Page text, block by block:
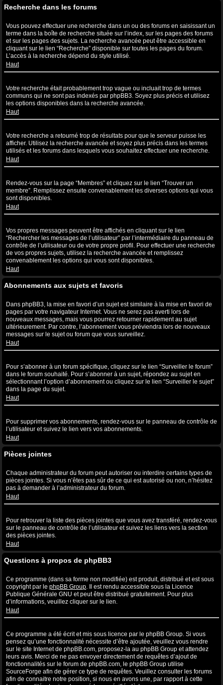
Recherche dans les forums
Vous pouvez effectuer une recherche dans un ou des forums en saisissant un
terme dans la boîte de recherche située sur l’index, sur les pages des forums
et sur les pages des sujets. La recherche avancée peut être accessible en
cliquant sur le lien “Recherche” disponible sur toutes les pages du forum.
L’accès à la recherche dépend du style utilisé.
Haut
Votre recherche était probablement trop vague ou incluait trop de termes
communs qui ne sont pas indexés par phpBB3. Soyez plus précis et utilisez
les options disponibles dans la recherche avancée.
Haut
Votre recherche a retourné trop de résultats pour que le serveur puisse les
afficher. Utilisez la recherche avancée et soyez plus précis dans les termes
utilisés et les forums dans lesquels vous souhaitez effectuer une recherche.
Haut
Rendez-vous sur la page “Membres” et cliquez sur le lien “Trouver un
membre”. Remplissez ensuite convenablement les diverses options qui vous
sont disponibles.
Haut
Vos propres messages peuvent être affichés en cliquant sur le lien
“Rechercher les messages de l’utilisateur” par l’intermédiaire du panneau de
contrôle de l’utilisateur ou de votre propre profil. Pour effectuer une recherche
de vos propres sujets, utilisez la recherche avancée et remplissez
convenablement les options qui vous sont disponibles.
Haut
Abonnements aux sujets et favoris
Dans phpBB3, la mise en favori d’un sujet est similaire à la mise en favori de
pages par votre navigateur Internet. Vous ne serez pas averti lors de
nouveaux messages, mais vous pourrez retourner rapidement au sujet
ultérieurement. Par contre, l’abonnement vous préviendra lors de nouveaux
messages sur le sujet ou forum que vous surveillez.
Haut
Pour s’abonner à un forum spécifique, cliquez sur le lien “Surveiller le forum”
dans le forum souhaité. Pour s’abonner à un sujet, répondez au sujet en
sélectionnant l’option d’abonnement ou cliquez sur le lien “Surveiller le sujet”
dans la page du sujet.
Haut
Pour supprimer vos abonnements, rendez-vous sur le panneau de contrôle de
l’utilisateur et suivez le lien vers vos abonnements.
Haut
Pièces jointes
Chaque administrateur du forum peut autoriser ou interdire certains types de
pièces jointes. Si vous n’êtes pas sûr de ce qui est autorisé ou non, n’hésitez
pas à demander à l’administrateur du forum.
Haut
Pour retrouver la liste des pièces jointes que vous avez transféré, rendez-vous
sur le panneau de contrôle de l’utilisateur et suivez les liens vers la section
des pièces jointes.
Haut
Questions à propos de phpBB3
Ce programme (dans sa forme non modifiée) est produit, distribué et est sous
copyright par le phpBB Group. Il est rendu accessible sous la Licence
Publique Générale GNU et peut être distribué gratuitement. Pour plus
d’informations, veuillez cliquer sur le lien.
Haut
Ce programme a été écrit et mis sous licence par le phpBB Group. Si vous
pensez qu’une fonctionnalité nécessite d’être ajoutée, veuillez vous rendre
sur le site Internet de phpBB.com, proposez-la au phpBB Group et attendez
leurs avis. Merci de ne pas envoyer directement de requêtes d’ajout de
fonctionnalités sur le forum de phpBB.com, le phpBB Group utilise
SourceForge afin de gérer ce type de requêtes. Veuillez consulter les forums
afin de connaitre notre position, si nous en avons une, par rapport à cette